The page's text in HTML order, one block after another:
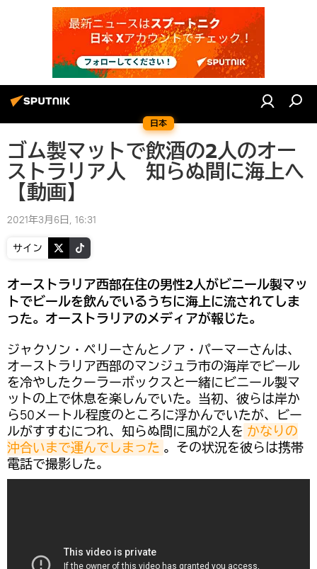
日本
ゴム製マットで飲酒の2人のオー
ストラリア人 知らぬ間に海上へ
【動画】
2021年3月6日, 16:31
サイン
オーストラリア西部在住の男性2人がビニール製マッ
トでビールを飲んでいるうちに海上に流されてしま
った。オーストラリアのメディアが報じた。
ジャクソン・ペリーさんとノア・パーマーさんは、
オーストラリア西部のマンジュラ市の海岸でビール
を冷やしたクーラーボックスと一緒にビニール製マ
ットの上で休息を楽しんでいた。当初、彼らは岸か
ら50メートル程度のところに浮かんでいたが、ビー
ルがすすむにつれ、知らぬ間に風が2人を かなりの
沖合いまで運んでしまった 。その状況を彼らは携帯
電話で撮影した。